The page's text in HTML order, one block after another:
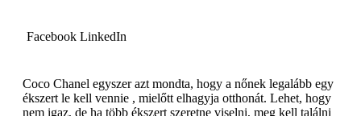
Facebook LinkedIn
Coco Chanel egyszer azt mondta, hogy a nőnek legalább egy
ékszert le kell vennie , mielőtt elhagyja otthonát. Lehet, hogy
nem igaz, de ha több ékszert szeretne viselni, meg kell találni